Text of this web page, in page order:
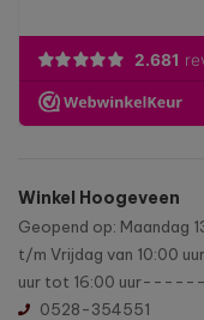
Winkel Hoogeveen
Geopend op:
t/m Vrijdag van 10:00
uur tot 16:00
0528-354551